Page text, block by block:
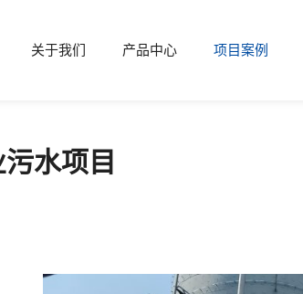
关于我们 产品中心 项目案例
水项目